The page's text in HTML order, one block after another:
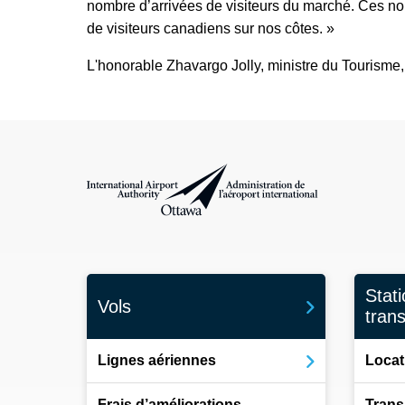
nombre d’arrivées de visiteurs du marché. Ces
de visiteurs canadiens sur nos côtes. »
L'honorable Zhavargo Jolly, ministre du
Administration de l’aéroport international d'Ottawa
Vols
Lignes aériennes